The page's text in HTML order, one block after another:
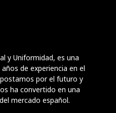
y Uniformidad, es una
de experiencia en el
por el futuro y
ha convertido en una
mercado español.